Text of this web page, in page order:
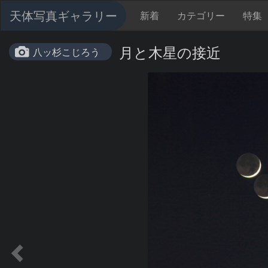
天体写真ギャラリー 新着 カテゴリー 特集
八ッ杉こじろう 月と木星の接近